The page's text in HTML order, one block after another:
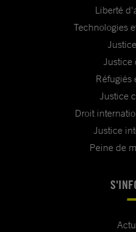
Liberté
Technologies
Justice
Réfugiés
Justice
Droit
Justice
Peine de